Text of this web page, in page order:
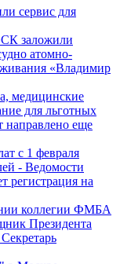
сервис для
заложили
атомно-
«Владимир
медицинские
для льготных
направлено еще
с 1 февраля
- Ведомости
регистрация на
коллегии ФМБА
Президента